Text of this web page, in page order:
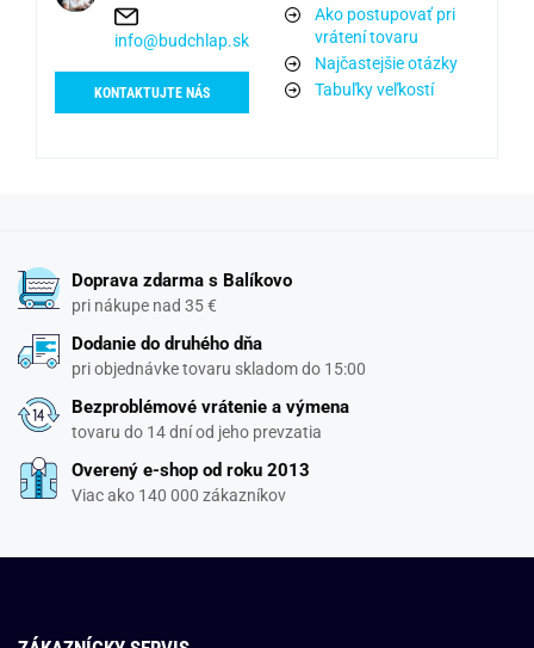
info@budchlap.sk
KONTAKTUJTE NÁS
Ako postupovať pri
vrátení tovaru
Najčastejšie otázky
Tabuľky veľkostí
Doprava zdarma s Balíkovo
pri nákupe nad 35 €
Dodanie do druhého dňa
pri objednávke tovaru skladom do 15:00
Bezproblémové vrátenie a výmena
tovaru do 14 dní od jeho prevzatia
Overený e-shop od roku 2013
Viac ako 140 000 zákazníkov